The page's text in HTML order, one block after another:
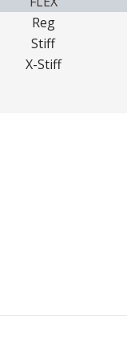
Reg
Stiff
X-Stiff